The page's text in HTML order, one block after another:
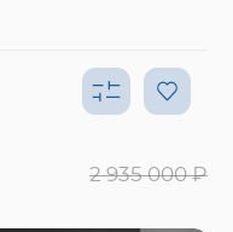
2 935 000 ₽